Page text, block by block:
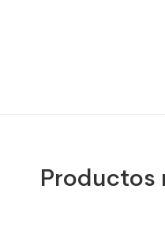
Productos